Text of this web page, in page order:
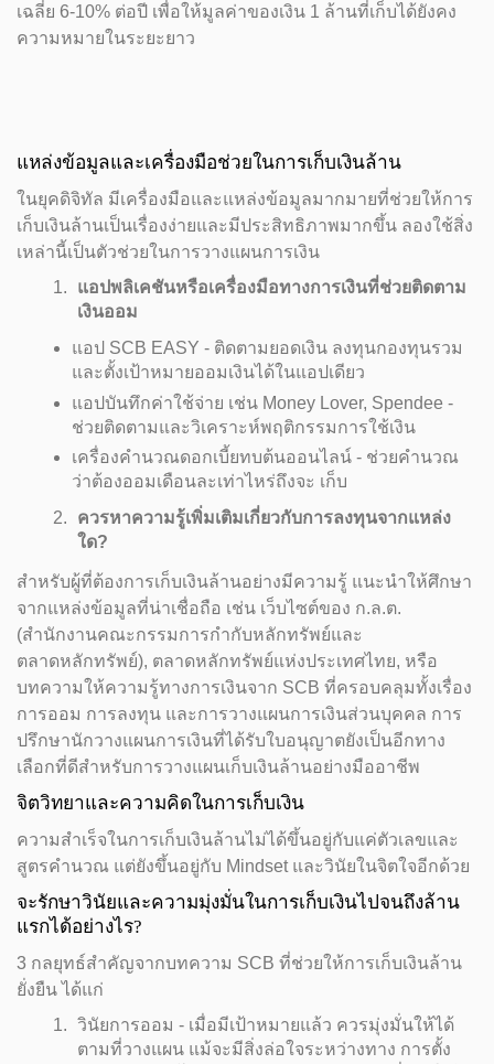
เฉลี่ย 6-10% ต่อปี เพื่อให้มูลค่าของเงิน 1 ล้านที่เก็บได้ยังคง
ความหมายในระยะยาว
แหล่งข้อมูลและเครื่องมือช่วยในการเก็บเงินล้าน
ในยุคดิจิทัล มีเครื่องมือและแหล่งข้อมูลมากมายที่ช่วยให้การ
เก็บเงินล้านเป็นเรื่องง่ายและมีประสิทธิภาพมากขึ้น ลองใช้สิ่ง
เหล่านี้เป็นตัวช่วยในการวางแผนการเงิน
แอปพลิเคชันหรือเครื่องมือทางการเงินที่ช่วยติดตาม
เงินออม
แอป SCB EASY - ติดตามยอดเงิน ลงทุนกองทุนรวม
และตั้งเป้าหมายออมเงินได้ในแอปเดียว
แอปบันทึกค่าใช้จ่าย เช่น Money Lover, Spendee -
ช่วยติดตามและวิเคราะห์พฤติกรรมการใช้เงิน
เครื่องคำนวณดอกเบี้ยทบต้นออนไลน์ - ช่วยคำนวณ
ว่าต้องออมเดือนละเท่าไหร่ถึงจะ เก็บ
ควรหาความรู้เพิ่มเติมเกี่ยวกับการลงทุนจากแหล่ง
ใด?
สำหรับผู้ที่ต้องการเก็บเงินล้านอย่างมีความรู้ แนะนำให้ศึกษา
จากแหล่งข้อมูลที่น่าเชื่อถือ เช่น เว็บไซต์ของ ก.ล.ต.
(สำนักงานคณะกรรมการกำกับหลักทรัพย์และ
ตลาดหลักทรัพย์), ตลาดหลักทรัพย์แห่งประเทศไทย, หรือ
บทความให้ความรู้ทางการเงินจาก SCB ที่ครอบคลุมทั้งเรื่อง
การออม การลงทุน และการวางแผนการเงินส่วนบุคคล การ
ปรึกษานักวางแผนการเงินที่ได้รับใบอนุญาตยังเป็นอีกทาง
เลือกที่ดีสำหรับการวางแผนเก็บเงินล้านอย่างมืออาชีพ
จิตวิทยาและความคิดในการเก็บเงิน
ความสำเร็จในการเก็บเงินล้านไม่ได้ขึ้นอยู่กับแค่ตัวเลขและ
สูตรคำนวณ แต่ยังขึ้นอยู่กับ Mindset และวินัยในจิตใจอีกด้วย
จะรักษาวินัยและความมุ่งมั่นในการเก็บเงินไปจนถึงล้าน
แรกได้อย่างไร?
3 กลยุทธ์สำคัญจากบทความ SCB ที่ช่วยให้การเก็บเงินล้าน
ยั่งยืน ได้แก่
วินัยการออม - เมื่อมีเป้าหมายแล้ว ควรมุ่งมั่นให้ได้
ตามที่วางแผน แม้จะมีสิ่งล่อใจระหว่างทาง การตั้ง